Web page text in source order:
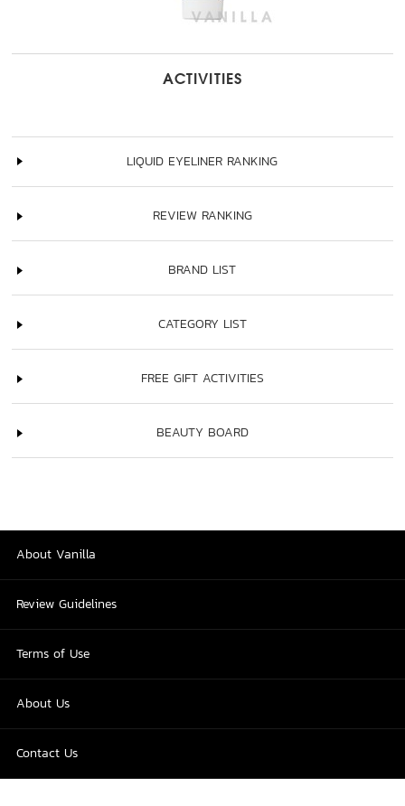
ACTIVITIES
LIQUID EYELINER RANKING
REVIEW RANKING
BRAND LIST
CATEGORY LIST
FREE GIFT ACTIVITIES
BEAUTY BOARD
About Vanilla
Review Guidelines
Terms of Use
About Us
Contact Us